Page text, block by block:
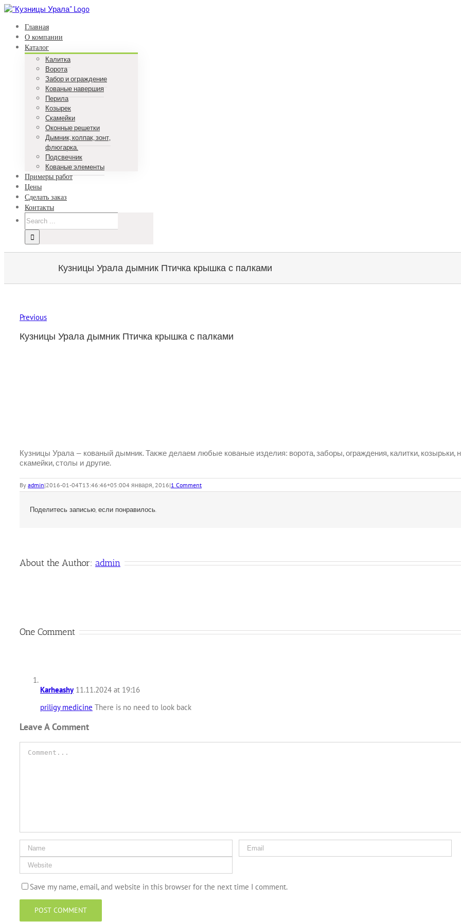
Skip
contentГлавная
О компании
Каталог
Калитка
Ворота
Забор и ограждение
Кованые навершия
Перила
Козырек
Скамейки
Оконные решетки
Дымник, колпак, зонт,
флюгарка.
Подсвечник
Кованые элементы
Примеры работ
Цены
Сделать заказ
Контакты
Search
for:
Кузницы Урала дымник Птичка крышка с палками
Previous
Кузницы Урала дымник Птичка крышка с палками
Кузницы Урала — кованый дымник. Также делаем любые кованые изделия: ворота, заборы, ограждения, калитки, козырьки,
скамейки, столы и другие.
By admin|2016-01-04T13:46:46+05:004 января, 2016|1 Comment
Поделитесь записью, если понравилось.
About the Author: admin
One Comment
Karheashy11.11.2024 at 19:16
priligy medicine There is no need to look back
Leave A Comment
Save my name, email, and website in this browser for the next time I comment.